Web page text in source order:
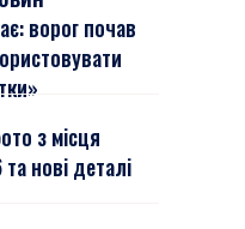
ворог почав
з місця
нові деталі